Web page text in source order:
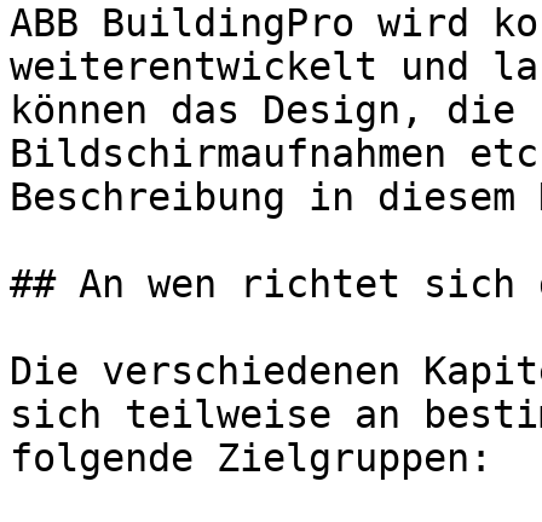
ABB BuildingPro wird
weiterentwickelt und
können das Design, die
Bildschirmaufnahmen
Beschreibung in diesem
## An wen richtet sich
Die verschiedenen
sich teilweise an
folgende Zielgruppen: